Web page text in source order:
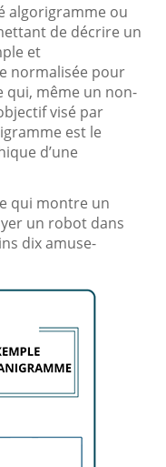
algorigramme ou
de décrire un
et
normalisée pour
qui, même un non-
visé par
est le
d’une
qui montre un
un robot dans
dix amuse-